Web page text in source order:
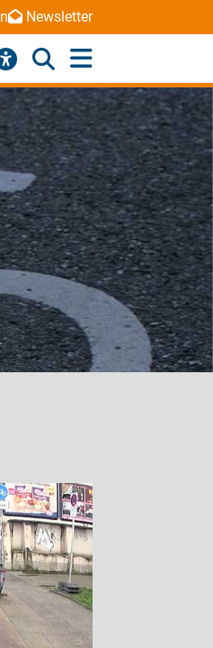
Newsletter